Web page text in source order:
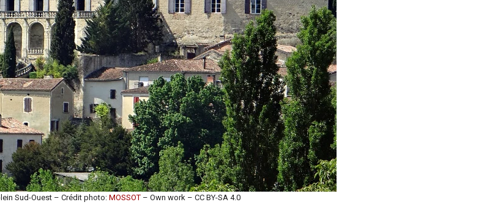
Sud-Ouest – Crédit photo:MOSSOT – Own work – CC BY-SA 4.0